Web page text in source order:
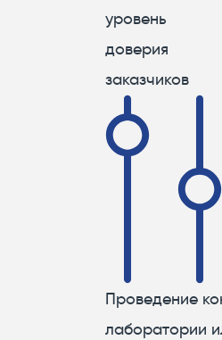
уровень
доверия
заказчиков
Проведение
лаборатории